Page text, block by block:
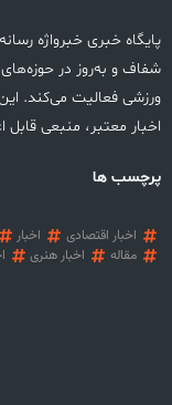
پایگاه خبری خبرواژه
شفاف و به‌روز در
ورزشی فعالیت می‌کند. این
اخبار معتبر، منبعی
پرچسب ها
اخبار اقتصادی اخبار
مقاله
اخبار هنری